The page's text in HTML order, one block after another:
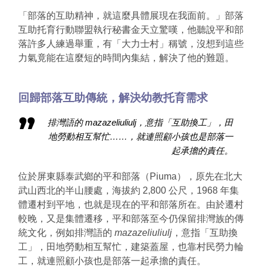
「部落的互助精神，就這麼具體展現在我面前。」部落
互助托育行動聯盟執行秘書金天立驚嘆，他聽說平和部
落許多人練過舉重，有「大力士村」稱號，沒想到這些
力氣竟能在這麼短的時間內集結，解決了他的難題。
回歸部落互助傳統，解決幼教托育需求
排灣語的mazazeliuliulj，意指「互助換工」，田
地勞動相互幫忙……，就連照顧小孩也是部落一
起承擔的責任。
位於屏東縣泰武鄉的平和部落（Piuma），原先在北大
武山西北的半山腰處，海拔約 2,800 公尺，1968 年集
體遷村到平地，也就是現在的平和部落所在。 由於遷村
較晚，又是集體遷移，平和部落至今仍保留排灣族的傳
統文化，例如排灣語的mazazeliuliulj ，意指「互助換
工」，田地勞動相互幫忙，建築蓋屋，也靠村民勞力輪
工，就連照顧小孩也是部落一起承擔的責任。